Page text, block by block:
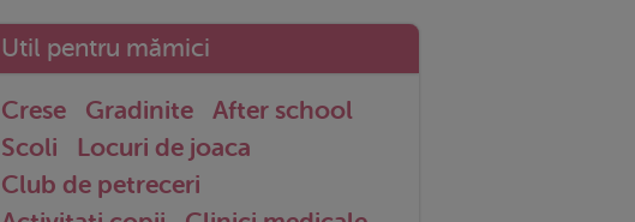
Util pentru mămici
Crese Gradinite
After school
Scoli
Locuri de joaca
Club de petreceri